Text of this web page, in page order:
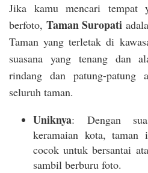
Jika kamu mencari tempat
berfoto, Taman Suropati
Taman yang terletak di
suasana yang tenang dan
rindang dan patung-patung
seluruh taman.
Uniknya: Dengan
keramaian kota, taman
cocok untuk bersantai
sambil berburu foto.